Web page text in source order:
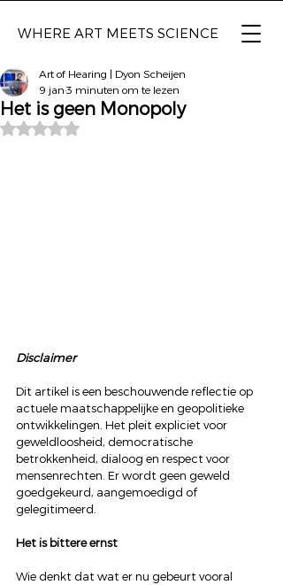
WHERE ART MEETS SCIENCE
Het is geen Monopoly
Art of Hearing | Dyon Scheijen
9 jan 3 minuten om te lezen
Beoordeeld met NaN uit 5 sterren.
Disclaimer
Dit artikel is een beschouwende reflectie op
actuele maatschappelijke en geopolitieke
ontwikkelingen. Het pleit expliciet voor
geweldloosheid, democratische
betrokkenheid, dialoog en respect voor
mensenrechten. Er wordt geen geweld
goedgekeurd, aangemoedigd of
gelegitimeerd.
Het is bittere ernst
Wie denkt dat wat er nu gebeurt vooral